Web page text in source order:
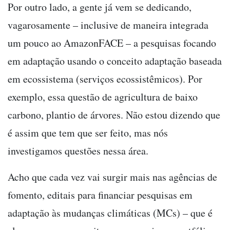
Por outro lado, a gente já vem se dedicando,
vagarosamente – inclusive de maneira integrada
um pouco ao AmazonFACE – a pesquisas focando
em adaptação usando o conceito adaptação baseada
em ecossistema (serviços ecossistêmicos). Por
exemplo, essa questão de agricultura de baixo
carbono, plantio de árvores. Não estou dizendo que
é assim que tem que ser feito, mas nós
investigamos questões nessa área.
Acho que cada vez vai surgir mais nas agências de
fomento, editais para financiar pesquisas em
adaptação às mudanças climáticas (MCs) – que é